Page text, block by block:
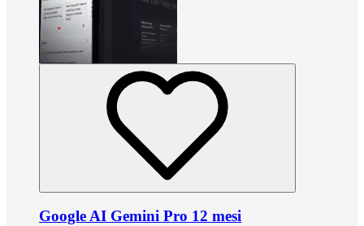
Google AI Gemini Pro 12 mesi